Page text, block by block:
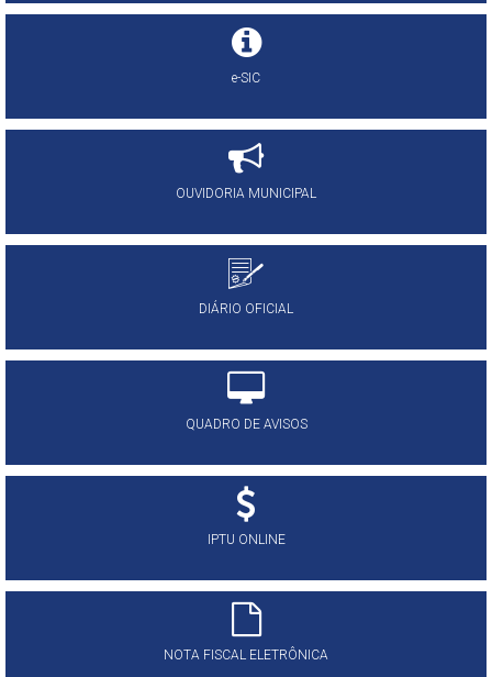
e-SIC
OUVIDORIA MUNICIPAL
DIÁRIO OFICIAL
QUADRO DE AVISOS
IPTU ONLINE
NOTA FISCAL ELETRÔNICA